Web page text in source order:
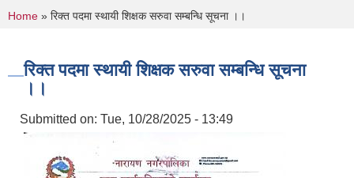
You are here
Home » रिक्त पदमा स्थायी शिक्षक सरुवा सम्बन्धि सूचना ।।
रिक्त पदमा स्थायी शिक्षक सरुवा सम्बन्धि सूचना
।।
Submitted on: Tue, 10/28/2025 - 13:49